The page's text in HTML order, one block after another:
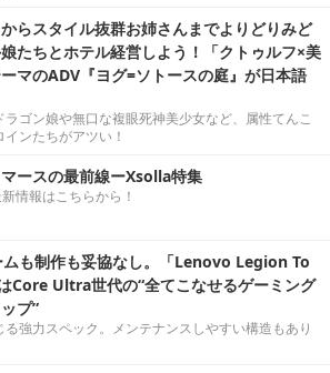
らスタイル抜群お姉さんまでよりどりみど
たちとホテル経営しよう！「クトゥルフ×美
マのADV『ヨグ=ソトースの庭』が日本語
ラゴン娘や無口な複眼死神美少女など、属性てんこ
インたちがアツい！
ースの最前線ーXsolla特集
情報はこちらから！
も制作も妥協なし。「Lenovo Legion To
Core Ultra世代の“全てこなせるゲーミング
プ”
る強力スペック。メンテナンスしやすい構造もあり